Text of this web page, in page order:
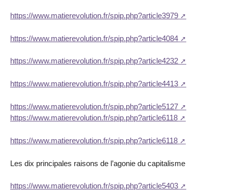
https://www.matierevolution.fr/spip.php?article3979
https://www.matierevolution.fr/spip.php?article4084
https://www.matierevolution.fr/spip.php?article4232
https://www.matierevolution.fr/spip.php?article4413
https://www.matierevolution.fr/spip.php?article5127
https://www.matierevolution.fr/spip.php?article6118
https://www.matierevolution.fr/spip.php?article6118
Les dix principales raisons de l’agonie du capitalisme
https://www.matierevolution.fr/spip.php?article5403